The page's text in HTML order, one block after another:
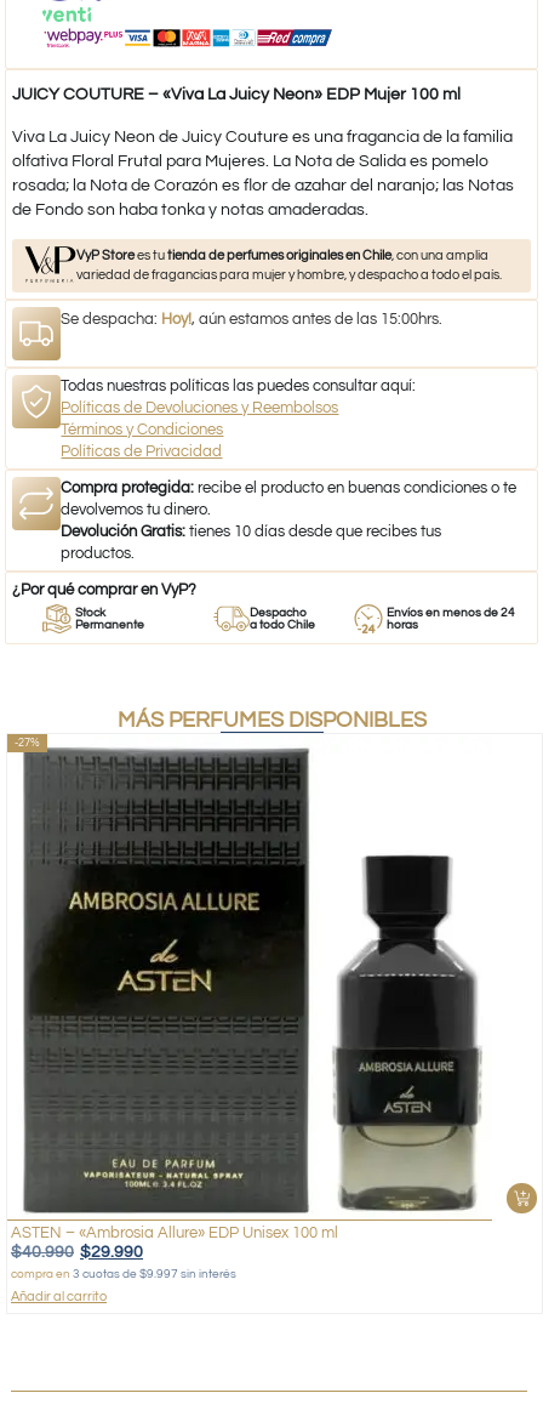
JUICY COUTURE – «Viva La Juicy Neon» EDP Mujer 100 ml
Viva La Juicy Neon de Juicy Couture es una fragancia de la familia
olfativa Floral Frutal para Mujeres. La Nota de Salida es pomelo
rosada; la Nota de Corazón es flor de azahar del naranjo; las Notas
de Fondo son haba tonka y notas amaderadas.
VyP Storees tutienda de perfumes originales en Chile, con una amplia
variedad de fragancias para mujer y hombre, y despacho a todo el país.
Se despacha: Hoy!, aún estamos antes de las 15:00hrs.
Todas nuestras políticas las puedes consultar aquí:
Políticas de Devoluciones y Reembolsos
Términos y Condiciones
Políticas de Privacidad
Compra protegida: recibe el producto en buenas condiciones o te
devolvemos tu dinero.
Devolución Gratis: tienes 10 días desde que recibes tus
productos.
¿Por qué comprar en VyP?
Stock
Permanente
Despacho
a todo Chile
Envíos en menos de 24
horas
MÁS PERFUMES DISPONIBLES
-27%
ASTEN – «Ambrosia Allure» EDP Unisex 100 ml
$40.990 $29.990
compra en 3 cuotas de $9.997 sin interés
Añadir al carrito